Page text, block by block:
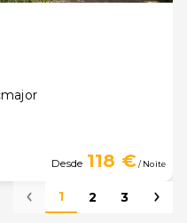
Desde 118 €/ Noite
1 2 3